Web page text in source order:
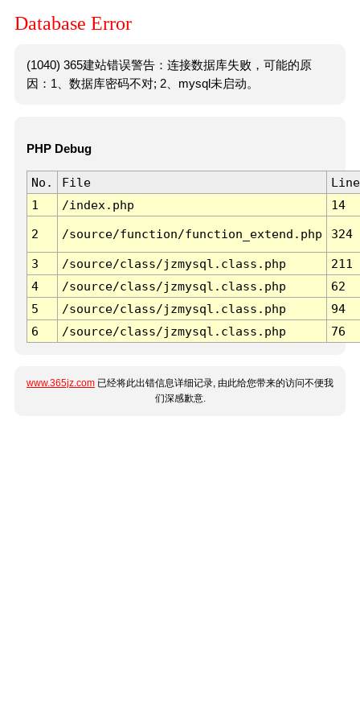
Database Error
(1040) 365建站错误警告：连接数据库失败，可能的原
因：1、数据库密码不对; 2、mysql未启动。
PHP Debug
No. File
Line
1
/index.php 14
2 /source/function/function_extend.php 324
3 /source/class/jzmysql.class.php
211
4
/source/class/jzmysql.class.php
62
5
/source/class/jzmysql.class.php
94
6
/source/class/jzmysql.class.php 76
www.365jz.com 已经将此出错信息详细记录, 由此给您带来的访问不便我
们深感歉意.